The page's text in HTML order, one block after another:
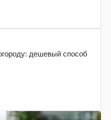
дешевый способ